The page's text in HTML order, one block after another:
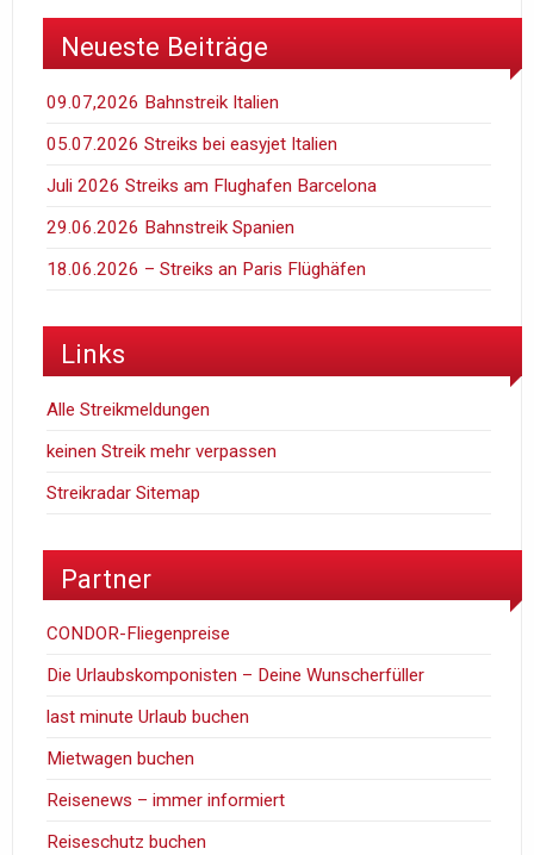
Neueste Beiträge
09.07,2026 Bahnstreik Italien
05.07.2026 Streiks bei easyjet Italien
Juli 2026 Streiks am Flughafen Barcelona
29.06.2026 Bahnstreik Spanien
18.06.2026 – Streiks an Paris Flüghäfen
Links
Alle Streikmeldungen
keinen Streik mehr verpassen
Streikradar Sitemap
Partner
CONDOR-Fliegenpreise
Die Urlaubskomponisten – Deine Wunscherfüller
last minute Urlaub buchen
Mietwagen buchen
Reisenews – immer informiert
Reiseschutz buchen